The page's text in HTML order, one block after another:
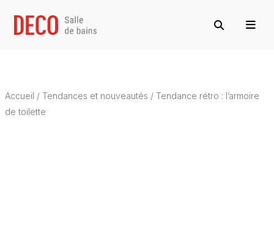
Accueil / Tendances et nouveautés / Tendance rétro : l’armoire
de toilette